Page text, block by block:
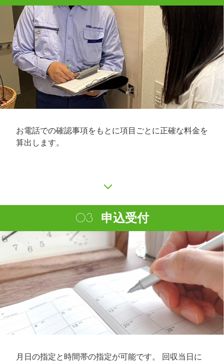
お電話での確認事項をもとに項目ごとに正確な料金を
算出します。
申込受付
月日の指定と時間帯の指定が可能です。 回収当日に